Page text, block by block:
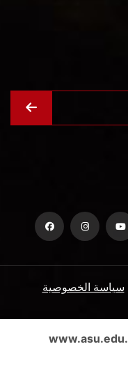
سياسة الخصوصية
الأسئلة الشائعة